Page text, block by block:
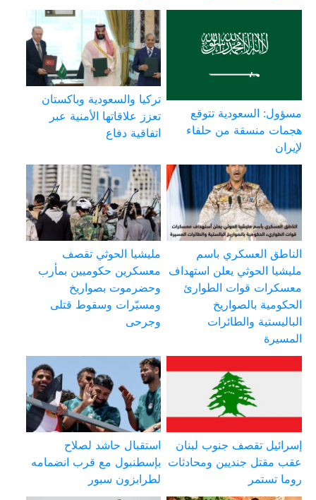
مسؤول: السعودية تتوقع
هجمات منسقة من حلفاء
لإيران
تركيا والسعودية وباكستان
تعزز علاقاتها الأمنية عبر
اتفاقية دفاع
الناطق العسكري باسم
مليشيا الحوثي يعلن استهداف
معسكرات قوات الطوارئ
الحكومية بالصواريخ
الباليستية والطائرات
المسيرة
مليشيا الحوثي تقصف
معسكرين حكوميين بمأرب
وحضرموت بصواريخ
ومسيّرات وسقوط قتلى
وجرحى
إسرائيل تقصف جنوب لبنان
عقب مقتل جنديين ومحادثات
روما تستمر
استقبال حاشد لصلاح
بإسطنبول مع قرب انضمامه
لطرابزون سبور